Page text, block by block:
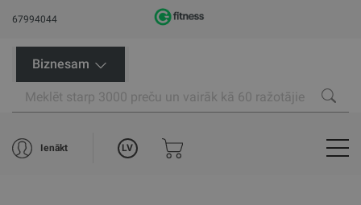
67994044
Biznesam
Ienākt LV